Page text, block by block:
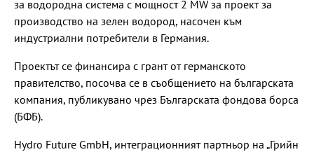
за водородна система с мощност 2 MW за проект за
производство на зелен водород, насочен към
индустриални потребители в Германия.
Проектът се финансира с грант от германското
правителство, посочва се в съобщението на българската
компания, публикувано чрез Българската фондова борса
(БФБ).
Hydro Future GmbH, интеграционният партньор на „Грийн